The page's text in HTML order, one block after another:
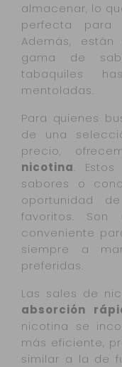
almacenar, lo
perfecta para
Además,
gama de
tabaquiles
mentoladas.
Para quienes
de una
precio,
nicotina.
sabores o
oportunidad
favoritos.
conveniente
siempre a
preferidas.
Las sales de
absorción
nicotina se
más eficiente,
similar a la de